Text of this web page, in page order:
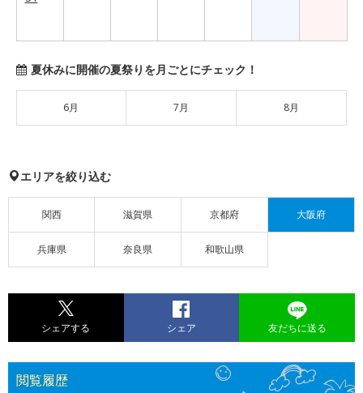
夏休みに開催の夏祭りを月ごとにチェック！
6月 7月 8月
エリアを絞り込む
関西 滋賀県 京都府 大阪府
兵庫県 奈良県 和歌山県
シェアする シェア 友だちに送る
閲覧履歴